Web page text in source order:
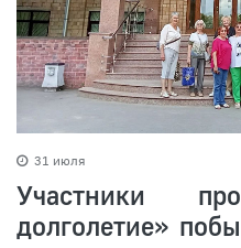
31 июля
Участники
долголетие»